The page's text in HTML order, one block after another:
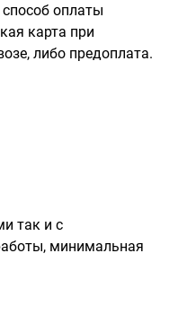
оплаты
карта при
либо предоплата.
так и с
минимальная